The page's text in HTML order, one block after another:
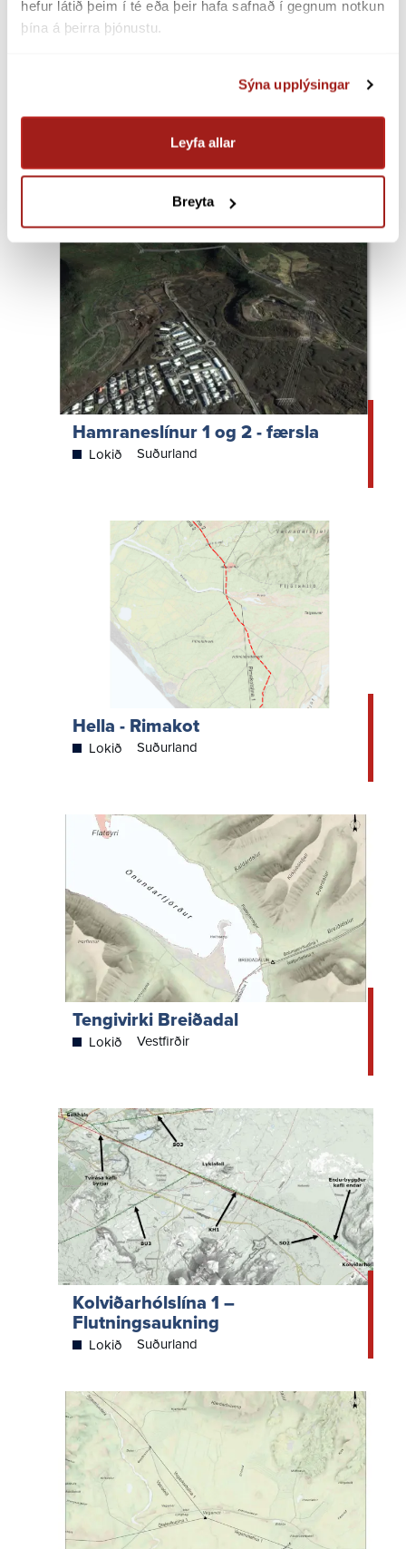
hefur látið þeim í té eða þeir hafa safnað í gegnum notkun
þína á þeirra þjónustu.
Sýna upplýsingar
Leyfa allar
Breyta
Hamraneslínur 1 og 2 - færsla
Lokið Suðurland
Hella - Rimakot
Lokið Suðurland
Tengivirki Breiðadal
Lokið Vestfirðir
Kolviðarhólslína 1 –
Flutningsaukning
Lokið Suðurland